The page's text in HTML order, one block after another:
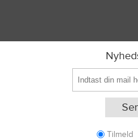
Tilmeld